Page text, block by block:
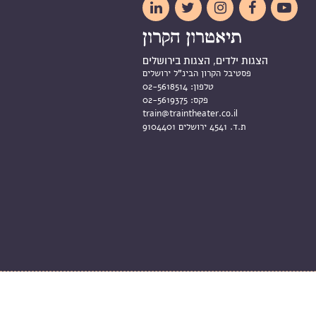





הצגות ילדים, הצגות בירושלים
פסטיבל הקרון הבינ"ל ירושלים
טלפון:
פקס:
train@traintheater.co.il
ת.ד. 4541 ירושלים 9104401